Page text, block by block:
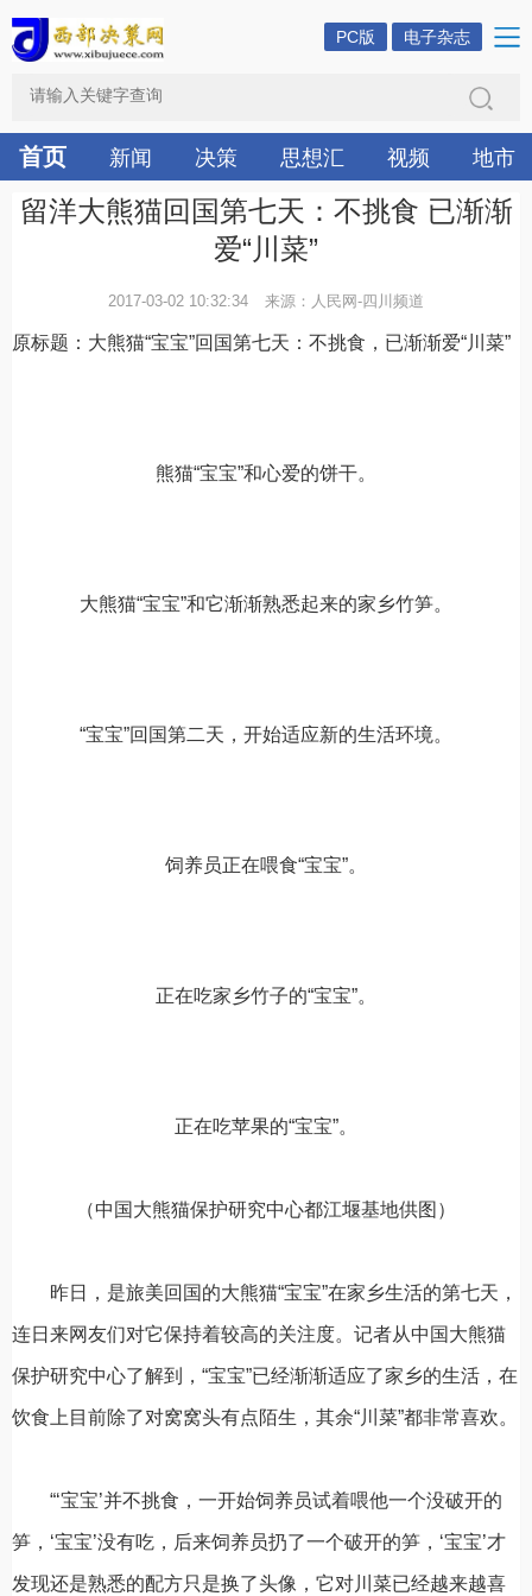
PC版 电子杂志
首页 新闻 决策 思想汇 视频 地市
留洋大熊猫回国第七天：不挑食 已渐渐
爱“川菜”
2017-03-02 10:32:34 来源：人民网-四川频道
原标题：大熊猫“宝宝”回国第七天：不挑食，已渐渐爱“川菜”
熊猫“宝宝”和心爱的饼干。
大熊猫“宝宝”和它渐渐熟悉起来的家乡竹笋。
“宝宝”回国第二天，开始适应新的生活环境。
饲养员正在喂食“宝宝”。
正在吃家乡竹子的“宝宝”。
正在吃苹果的“宝宝”。
（中国大熊猫保护研究中心都江堰基地供图）
昨日，是旅美回国的大熊猫“宝宝”在家乡生活的第七天，
连日来网友们对它保持着较高的关注度。记者从中国大熊猫
保护研究中心了解到，“宝宝”已经渐渐适应了家乡的生活，在
饮食上目前除了对窝窝头有点陌生，其余“川菜”都非常喜欢。
“‘宝宝’并不挑食，一开始饲养员试着喂他一个没破开的
笋，‘宝宝’没有吃，后来饲养员扔了一个破开的笋，‘宝宝’才
发现还是熟悉的配方只是换了头像，它对川菜已经越来越喜